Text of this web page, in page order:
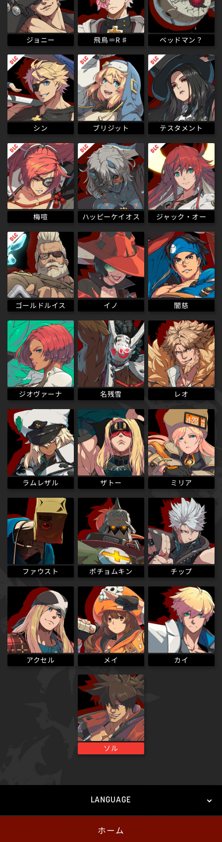
ジョニー 飛鳥＝R♯ ベッドマン？
シン ブリジット テスタメント
梅喧 ハッピーケイオス ジャック・オー
ゴールドルイス イノ 闇慈
ジオヴァーナ 名残雪 レオ
ラムレザル ザトー ミリア
ファウスト ポチョムキン チップ
アクセル メイ カイ
ソル
LANGUAGE
English
ホーム